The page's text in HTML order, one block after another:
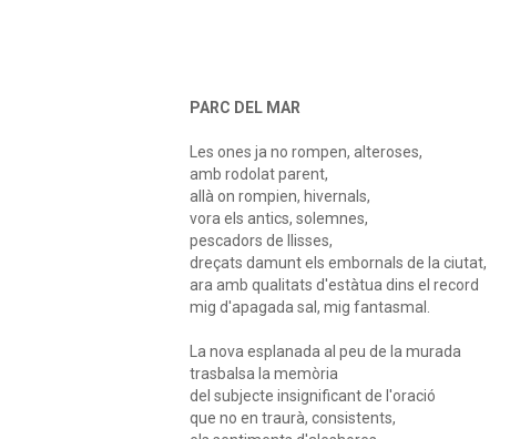
PARC DEL MAR
Les ones ja no rompen, alteroses,
amb rodolat parent,
allà on rompien, hivernals,
vora els antics, solemnes,
pescadors de llisses,
dreçats damunt els embornals de la ciutat,
ara amb qualitats d'estàtua dins el record
mig d'apagada sal, mig fantasmal.
La nova esplanada al peu de la murada
trasbalsa la memòria
del subjecte insignificant de l'oració
que no en traurà, consistents,